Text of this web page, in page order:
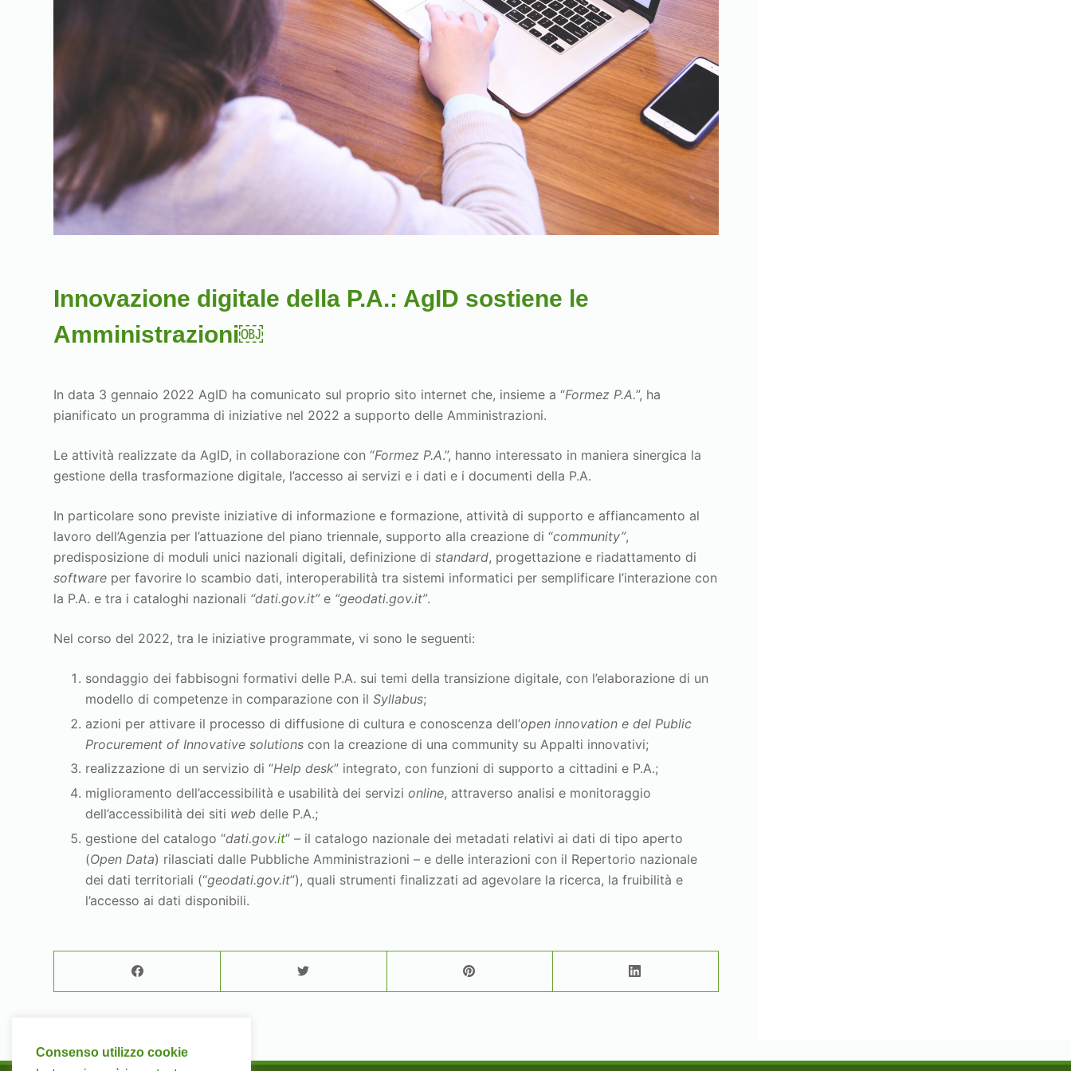
Innovazione digitale della P.A.: AgID sostiene le
Amministrazioni￼
In data 3 gennaio 2022 AgID ha comunicato sul proprio sito internet che, insieme a “Formez P.A.”, ha
pianificato un programma di iniziative nel 2022 a supporto delle Amministrazioni.
Le attività realizzate da AgID, in collaborazione con “Formez P.A.”, hanno interessato in maniera sinergica la
gestione della trasformazione digitale, l’accesso ai servizi e i dati e i documenti della P.A.
In particolare sono previste iniziative di informazione e formazione, attività di supporto e affiancamento al
lavoro dell’Agenzia per l’attuazione del piano triennale, supporto alla creazione di “community”,
predisposizione di moduli unici nazionali digitali, definizione distandard, progettazione e riadattamento di
software per favorire lo scambio dati, interoperabilità tra sistemi informatici per semplificare l’interazione con
la P.A. e tra i cataloghi nazionali “dati.gov.it”e “geodati.gov.it”.
Nel corso del 2022, tra le iniziative programmate, vi sono le seguenti:
sondaggio dei fabbisogni formativi delle P.A. sui temi della transizione digitale, con l’elaborazione di un
modello di competenze in comparazione con ilSyllabus;
azioni per attivare il processo di diffusione di cultura e conoscenza dell’open innovation e del Public
Procurement of Innovative solutions con la creazione di una community su Appalti innovativi;
realizzazione di un servizio di “Help desk” integrato, con funzioni di supporto a cittadini e P.A.;
miglioramento dell’accessibilità e usabilità dei servizionline, attraverso analisi e monitoraggio
dell’accessibilità dei siti web delle P.A.;
gestione del catalogo “dati.gov.it” – il catalogo nazionale dei metadati relativi ai dati di tipo aperto
(Open Data) rilasciati dalle Pubbliche Amministrazioni – e delle interazioni con il Repertorio nazionale
dei dati territoriali (“geodati.gov.it”), quali strumenti finalizzati ad agevolare la ricerca, la fruibilità e
l’accesso ai dati disponibili.
Consenso utilizzo cookie